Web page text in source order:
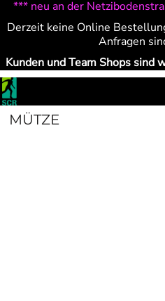
*** neu an der
Derzeit keine Online
Anfragen
Kunden und Team Shops sind
MÜTZE